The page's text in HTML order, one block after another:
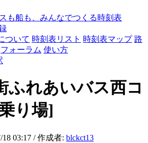
も船も、みんなでつくる時刻表
ついて 時刻表リスト 時刻表マップ 路
フォーラム 使い方
ふれあいバス西コ
り場]
03:17 / 作成者: blckct13